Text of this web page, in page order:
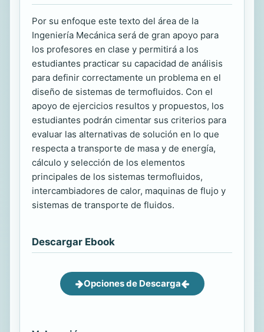
Por su enfoque este texto del área de la
Ingeniería Mecánica será de gran apoyo para
los profesores en clase y permitirá a los
estudiantes practicar su capacidad de análisis
para definir correctamente un problema en el
diseño de sistemas de termofluidos. Con el
apoyo de ejercicios resultos y propuestos, los
estudiantes podrán cimentar sus criterios para
evaluar las alternativas de solución en lo que
respecta a transporte de masa y de energía,
cálculo y selección de los elementos
principales de los sistemas termofluidos,
intercambiadores de calor, maquinas de flujo y
sistemas de transporte de fluidos.
Descargar Ebook
Opciones de Descarga